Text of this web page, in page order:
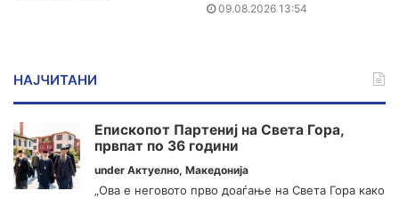
09.08.2026 13:54
НАЈЧИТАНИ
Епископот Партениј на Света Гора,
првпат по 36 години
under Актуелно, Македонија
„Ова е неговото прво доаѓање на Света Гора како